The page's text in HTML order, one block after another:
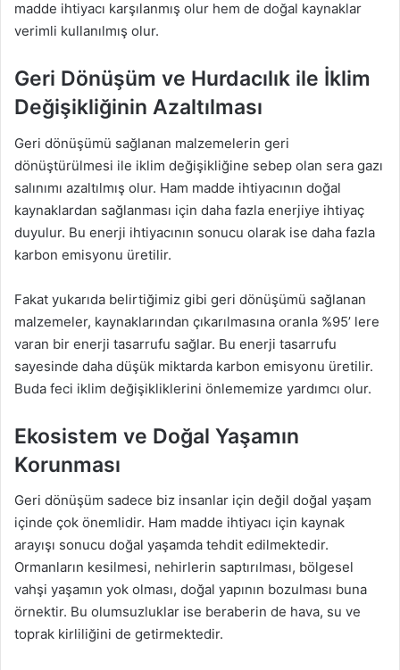
madde ihtiyacı karşılanmış olur hem de doğal kaynaklar
verimli kullanılmış olur.
Geri Dönüşüm ve Hurdacılık ile İklim
Değişikliğinin Azaltılması
Geri dönüşümü sağlanan malzemelerin geri
dönüştürülmesi ile iklim değişikliğine sebep olan sera gazı
salınımı azaltılmış olur. Ham madde ihtiyacının doğal
kaynaklardan sağlanması için daha fazla enerjiye ihtiyaç
duyulur. Bu enerji ihtiyacının sonucu olarak ise daha fazla
karbon emisyonu üretilir.
Fakat yukarıda belirtiğimiz gibi geri dönüşümü sağlanan
malzemeler, kaynaklarından çıkarılmasına oranla %95’ lere
varan bir enerji tasarrufu sağlar. Bu enerji tasarrufu
sayesinde daha düşük miktarda karbon emisyonu üretilir.
Buda feci iklim değişikliklerini önlememize yardımcı olur.
Ekosistem ve Doğal Yaşamın
Korunması
Geri dönüşüm sadece biz insanlar için değil doğal yaşam
içinde çok önemlidir. Ham madde ihtiyacı için kaynak
arayışı sonucu doğal yaşamda tehdit edilmektedir.
Ormanların kesilmesi, nehirlerin saptırılması, bölgesel
vahşi yaşamın yok olması, doğal yapının bozulması buna
örnektir. Bu olumsuzluklar ise beraberin de hava, su ve
toprak kirliliğini de getirmektedir.